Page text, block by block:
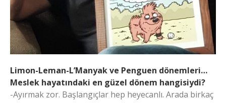
Limon-Leman-L’Manyak ve Penguen dönemleri…
Meslek hayatındaki en güzel dönem hangisiydi?
-Ayırmak zor. Başlangıçlar hep heyecanlı. Arada birkaç